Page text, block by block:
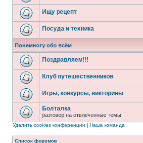
Ищу рецепт
Посуда и техника
Понемногу обо всём
Поздравляем!!!
Клуб путешественников
Игры, конкурсы, викторины
Болталка
разговор на отвлеченные темы
Удалить cookies конференции | Наша команда
Список форумов